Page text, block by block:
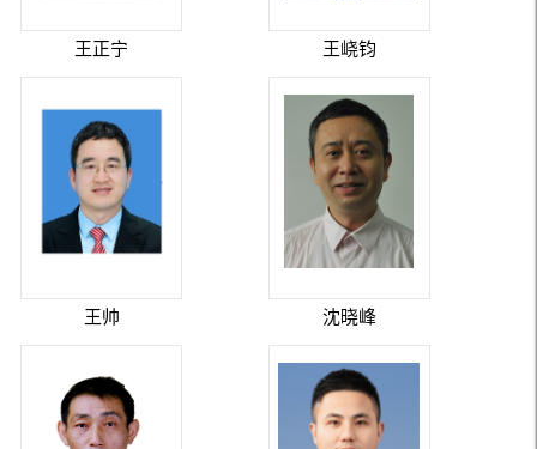
王正宁 王峣钧
王帅 沈晓峰